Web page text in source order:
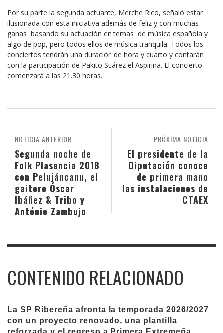
Por su parte la segunda actuante, Merche Rico, señaló estar
ilusionada con esta iniciativa además de feliz y con muchas
ganas basando su actuación en temas de música española y
algo de pop, pero todos ellos de música tranquila. Todos los
conciertos tendrán una duración de hora y cuarto y contarán
con la participación de Pakito Suárez el Aspirina. El concierto
comenzará a las 21.30 horas.
PRÓXIMA NOTICIA
El presidente de la
Diputación conoce
de primera mano
las instalaciones de
CTAEX
NOTICIA ANTERIOR
Segunda noche de
Folk Plasencia 2018
con Pelujáncanu, el
gaitero Óscar
Ibáñez & Tribo y
António Zambujo
CONTENIDO RELACIONADO
La SP Ribereña afronta la temporada 2026/2027
con un proyecto renovado, una plantilla
reforzada y el regreso a Primera Extremeña